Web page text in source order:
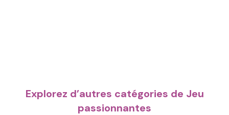
Explorez d’autres catégories de Jeu
passionnantes